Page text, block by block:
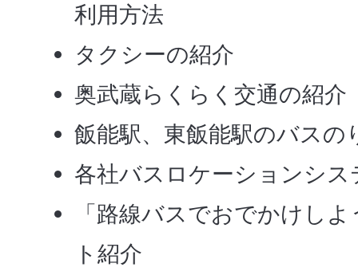
利用方法
タクシーの紹介
奥武蔵らくらく交通の紹介
飯能駅、東飯能駅のバスの
各社バスロケーションシス
「路線バスでおでかけし
ト紹介